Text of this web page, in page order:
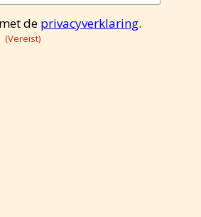
de privacyverklaring.
(Vereist)